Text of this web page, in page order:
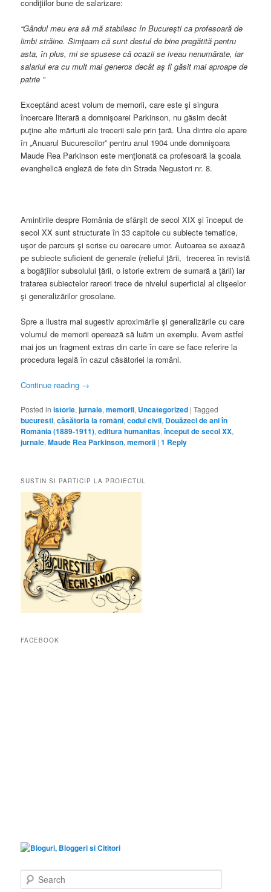
condiţiilor bune de salarizare:
“Gândul meu era să mă stabilesc în Bucureşti ca profesoară de
limbi străine. Simţeam că sunt destul de bine pregătită pentru
asta, în plus, mi se spusese că ocazii se iveau nenumărate, iar
salariul era cu mult mai generos decât aş fi găsit mai aproape de
patrie ”
Exceptând acest volum de memorii, care este şi singura
încercare literară a domnişoarei Parkinson, nu găsim decât
puţine alte mărturii ale trecerii sale prin ţară. Una dintre ele apare
în „Anuarul Bucurescilor” pentru anul 1904 unde domnişoara
Maude Rea Parkinson este menţionată ca profesoară la şcoala
evanghelică engleză de fete din Strada Negustori nr. 8.
Amintirile despre România de sfârşit de secol XIX şi început de
secol XX sunt structurate în 33 capitole cu subiecte tematice,
uşor de parcurs şi scrise cu oarecare umor. Autoarea se axează
pe subiecte suficient de generale (relieful ţării, trecerea în revistă
a bogăţiilor subsolului ţării, o istorie extrem de sumară a ţării) iar
tratarea subiectelor rareori trece de nivelul superficial al clişeelor
şi generalizărilor grosolane.
Spre a ilustra mai sugestiv aproximările şi generalizările cu care
volumul de memorii operează să luăm un exemplu. Avem astfel
mai jos un fragment extras din carte în care se face referire la
procedura legală în cazul căsătoriei la români.
Continue reading →
Posted in istorie,jurnale,memorii, Uncategorized |Tagged
bucuresti,căsătoria la români,codul civil, Douăzeci de ani în
România (1889-1911),editura humanitas,început de secol XX,
jurnale,Maude Rea Parkinson,memorii |1 Reply
SUSTIN SI PARTICIP LA PROIECTUL
FACEBOOK
e